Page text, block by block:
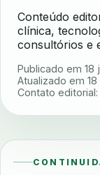
Conteúdo
clínica,
consultórios e
Publicado em 18
Atualizado em
Contato editorial: